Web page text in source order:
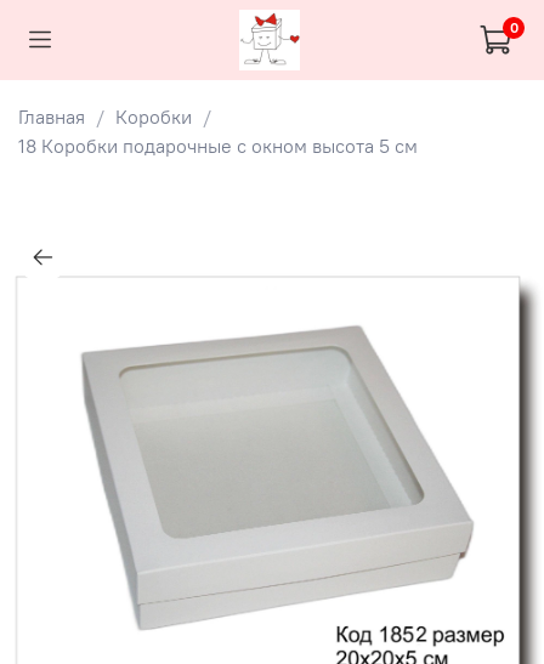
0
Главная
Коробки
18 Коробки подарочные с окном высота 5 см